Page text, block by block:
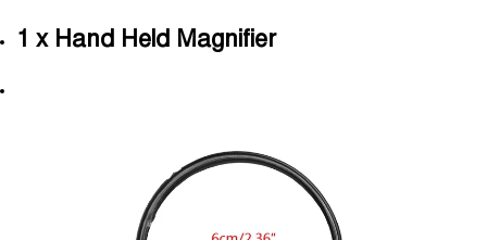
1 x Hand Held Magnifier